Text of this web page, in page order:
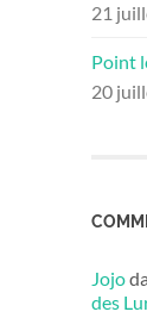
21
Point
20
Jojo
des